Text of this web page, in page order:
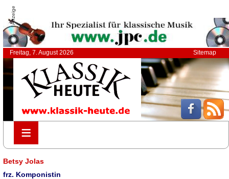
Anzeige
Freitag, 7. August 2026 Sitemap
≡
≡
Betsy Jolas
frz. Komponistin